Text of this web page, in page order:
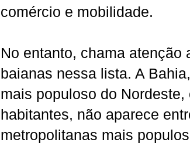
comércio e mobilidade.
No entanto, chama atenção
baianas nessa lista. A
mais populoso do
habitantes, não aparece
metropolitanas mais